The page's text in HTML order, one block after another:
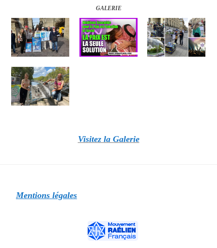
GALERIE
Visitez la Galerie
Mentions légales